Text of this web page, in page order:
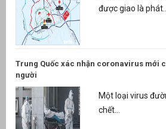
được giao là phát...
Trung Quốc xác nhận coronavirus mới
người
Một loại virus
chết...